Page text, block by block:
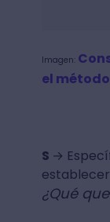
Imagen:
el
S →
¿Qué